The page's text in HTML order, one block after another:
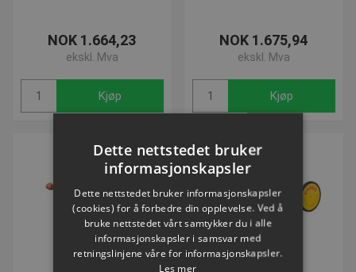
NOK 1.664,23
ekskl. Mva
Kjøp
NOK 1.675,94
ekskl. Mva
Kjøp
Dette nettstedet bruker
informasjonskapsler
Dette nettstedet bruker informasjonskapsler
(cookies) for å forbedre din opplevelse. Ved å
bruke nettstedet vårt samtykker du i alle
informasjonskapsler i samsvar med
retningslinjene våre for informasjonskapsler.
Les mer